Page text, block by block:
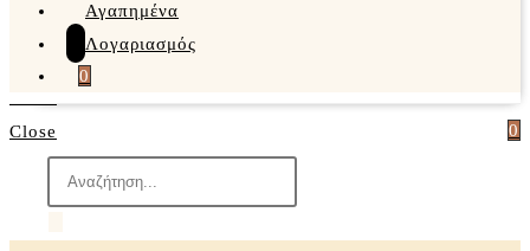
Αγαπημένα
Λογαριασμός
0
0
Close